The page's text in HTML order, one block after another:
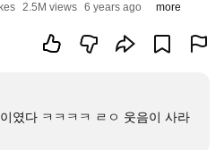
2.5M views 6 years ago more
였다 ㅋㅋㅋㅋ ㄹㅇ 웃음이 사라